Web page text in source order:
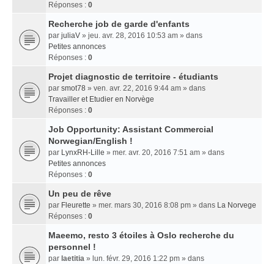
Réponses : 0
Recherche job de garde d'enfants
par juliaV » jeu. avr. 28, 2016 10:53 am » dans
Petites annonces
Réponses : 0
Projet diagnostic de territoire - étudiants
par smot78 » ven. avr. 22, 2016 9:44 am » dans
Travailler et Etudier en Norvège
Réponses : 0
Job Opportunity: Assistant Commercial
Norwegian/English !
par LynxRH-Lille » mer. avr. 20, 2016 7:51 am » dans
Petites annonces
Réponses : 0
Un peu de rêve
par Fleurette » mer. mars 30, 2016 8:08 pm » dans La Norvege
Réponses : 0
Maeemo, resto 3 étoiles à Oslo recherche du
personnel !
par laetitia » lun. févr. 29, 2016 1:22 pm » dans